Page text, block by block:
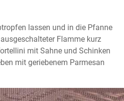
lassen und in die Pfanne
Flamme kurz
mit Sahne und Schinken
mit geriebenem Parmesan